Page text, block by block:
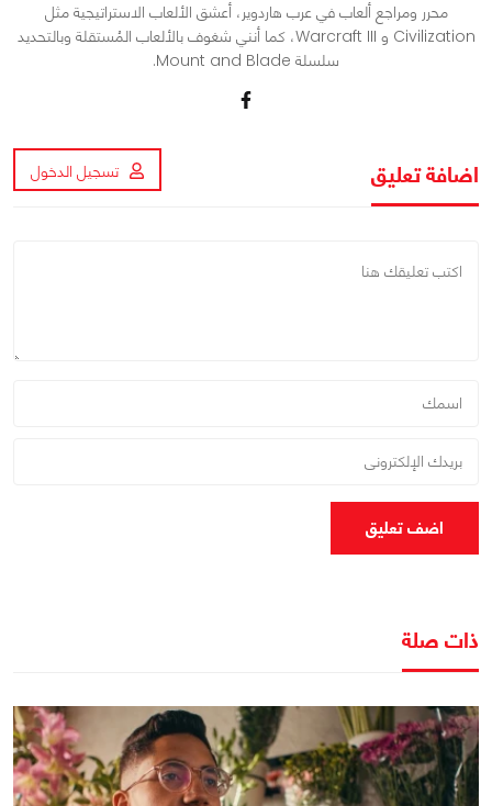
محرر ومراجع ألعاب في عرب هاردوير، أعشق الألعاب الاستراتيجية مثل
Civilization و Warcraft III، كما أنني شغوف بالألعاب المُستقلة وبالتحديد
سلسلة Mount and Blade.
اضافة تعليق تسجيل الدخول
اضف تعليق
ذات صلة